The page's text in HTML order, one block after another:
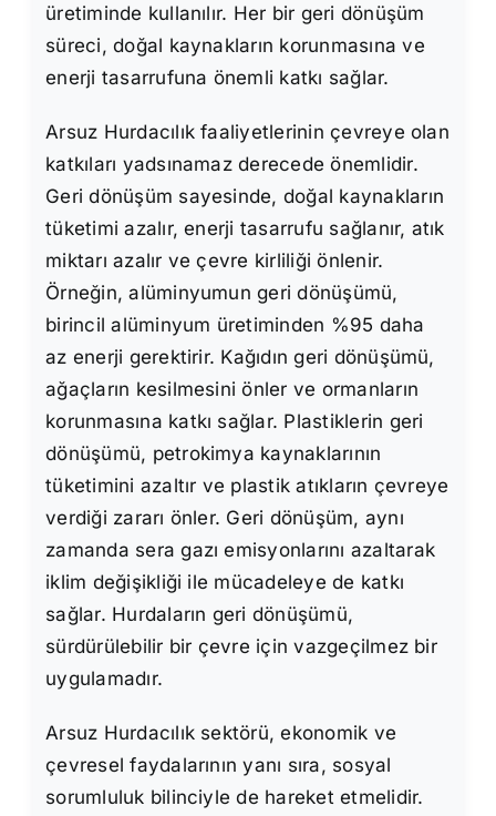
üretiminde kullanılır. Her bir geri dönüşüm
süreci, doğal kaynakların korunmasına ve
enerji tasarrufuna önemli katkı sağlar.
Arsuz Hurdacılık faaliyetlerinin çevreye olan
katkıları yadsınamaz derecede önemlidir.
Geri dönüşüm sayesinde, doğal kaynakların
tüketimi azalır, enerji tasarrufu sağlanır, atık
miktarı azalır ve çevre kirliliği önlenir.
Örneğin, alüminyumun geri dönüşümü,
birincil alüminyum üretiminden %95 daha
az enerji gerektirir. Kağıdın geri dönüşümü,
ağaçların kesilmesini önler ve ormanların
korunmasına katkı sağlar. Plastiklerin geri
dönüşümü, petrokimya kaynaklarının
tüketimini azaltır ve plastik atıkların çevreye
verdiği zararı önler. Geri dönüşüm, aynı
zamanda sera gazı emisyonlarını azaltarak
iklim değişikliği ile mücadeleye de katkı
sağlar. Hurdaların geri dönüşümü,
sürdürülebilir bir çevre için vazgeçilmez bir
uygulamadır.
Arsuz Hurdacılık sektörü, ekonomik ve
çevresel faydalarının yanı sıra, sosyal
sorumluluk bilinciyle de hareket etmelidir.